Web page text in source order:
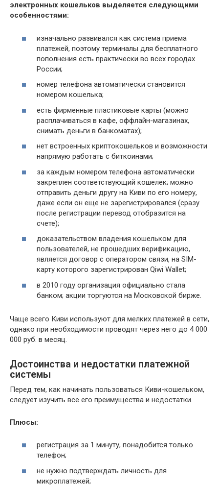
электронных кошельков выделяется следующими
особенностями:
изначально развивался как система приема
платежей, поэтому терминалы для бесплатного
пополнения есть практически во всех городах
России;
номер телефона автоматически становится
номером кошелька;
есть фирменные пластиковые карты (можно
расплачиваться в кафе, оффлайн-магазинах,
снимать деньги в банкоматах);
нет встроенных криптокошельков и возможности
напрямую работать с биткоинами;
за каждым номером телефона автоматически
закреплен соответствующий кошелек; можно
отправить деньги другу на Киви по его номеру,
даже если он еще не зарегистрировался (сразу
после регистрации перевод отобразится на
счете);
доказательством владения кошельком для
пользователей, не прошедших верификацию,
является договор с оператором связи, на SIM-
карту которого зарегистрирован Qiwi Wallet;
в 2010 году организация официально стала
банком; акции торгуются на Московской бирже.
Чаще всего Киви используют для мелких платежей в сети,
однако при необходимости проводят через него до 4 000
000 руб. в месяц.
Достоинства и недостатки платежной
системы
Перед тем, как начинать пользоваться Киви-кошельком,
следует изучить все его преимущества и недостатки.
Плюсы:
регистрация за 1 минуту, понадобится только
телефон;
не нужно подтверждать личность для
микроплатежей;